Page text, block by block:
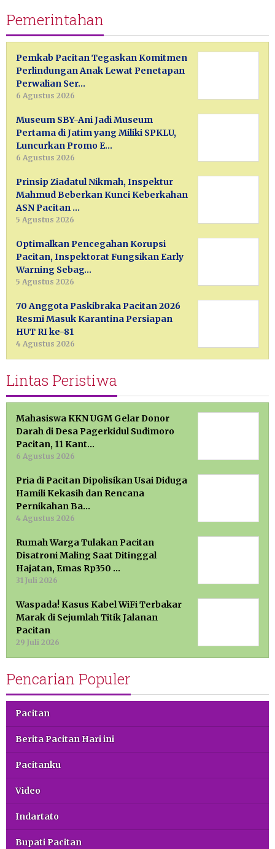
Pemerintahan
Pemkab Pacitan Tegaskan Komitmen
Perlindungan Anak Lewat Penetapan
Perwalian Ser…
6 Agustus 2026
Museum SBY-Ani Jadi Museum
Pertama di Jatim yang Miliki SPKLU,
Luncurkan Promo E…
6 Agustus 2026
Prinsip Ziadatul Nikmah, Inspektur
Mahmud Beberkan Kunci Keberkahan
ASN Pacitan …
5 Agustus 2026
Optimalkan Pencegahan Korupsi
Pacitan, Inspektorat Fungsikan Early
Warning Sebag…
5 Agustus 2026
70 Anggota Paskibraka Pacitan 2026
Resmi Masuk Karantina Persiapan
HUT RI ke-81
4 Agustus 2026
Lintas Peristiwa
Mahasiswa KKN UGM Gelar Donor
Darah di Desa Pagerkidul Sudimoro
Pacitan, 11 Kant…
6 Agustus 2026
Pria di Pacitan Dipolisikan Usai Diduga
Hamili Kekasih dan Rencana
Pernikahan Ba…
4 Agustus 2026
Rumah Warga Tulakan Pacitan
Disatroni Maling Saat Ditinggal
Hajatan, Emas Rp350 …
31 Juli 2026
Waspada! Kasus Kabel WiFi Terbakar
Marak di Sejumlah Titik Jalanan
Pacitan
29 Juli 2026
Pencarian Populer
Pacitan
Berita Pacitan Hari ini
Pacitanku
Video
Indartato
Bupati Pacitan